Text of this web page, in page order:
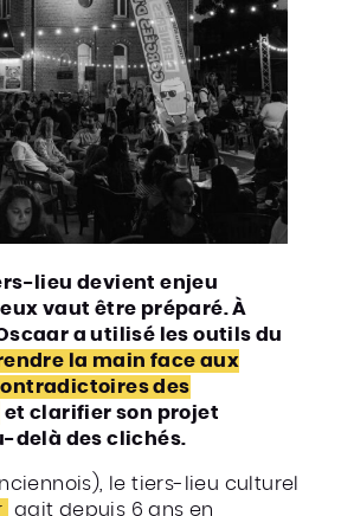
lieu devient enjeu
vaut être préparé. À
a utilisé les outils du
la main face aux
des
et clarifier son projet
delà des clichés.
le tiers-lieu culturel
agit depuis 6 ans en